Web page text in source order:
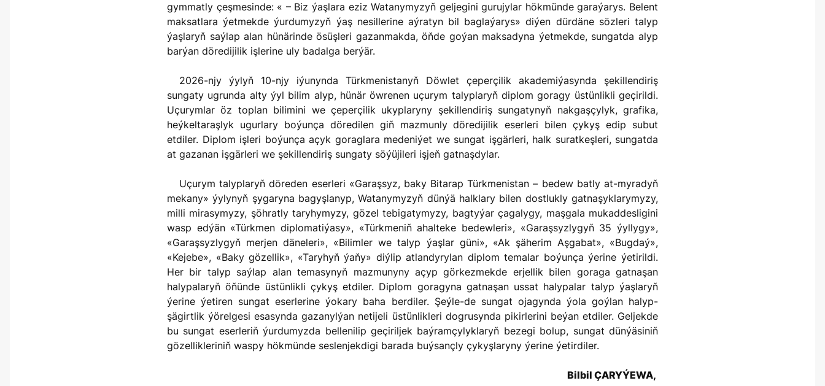
gymmatly çeşmesinde: « – Biz ýaşlara eziz Watanymyzyň geljegini gurujylar hökmünde garaýarys. Belent
maksatlara ýetmekde ýurdumyzyň ýaş nesillerine aýratyn bil baglaýarys» diýen dürdäne sözleri talyp
ýaşlaryň saýlap alan hünärinde ösüşleri gazanmakda, öňde goýan maksadyna ýetmekde, sungatda alyp
barýan döredijilik işlerine uly badalga berýär.
2026-njy ýylyň 10-njy iýunynda Türkmenistanyň Döwlet çeperçilik akademiýasynda şekillendiriş
sungaty ugrunda alty ýyl bilim alyp, hünär öwrenen uçurym talyplaryň diplom goragy üstünlikli geçirildi.
Uçurymlar öz toplan bilimini we çeperçilik ukyplaryny şekillendiriş sungatynyň nakgaşçylyk, grafika,
heýkeltaraşlyk ugurlary boýunça döredilen giň mazmunly döredijilik eserleri bilen çykyş edip subut
etdiler. Diplom işleri boýunça açyk goraglara medeniýet we sungat işgärleri, halk suratkeşleri, sungatda
at gazanan işgärleri we şekillendiriş sungaty söýüjileri işjeň gatnaşdylar.
Uçurym talyplaryň döreden eserleri «Garaşsyz, baky Bitarap Türkmenistan – bedew batly at-myradyň
mekany» ýylynyň şygaryna bagyşlanyp, Watanymyzyň dünýä halklary bilen dostlukly gatnaşyklarymyzy,
milli mirasymyzy, şöhratly taryhymyzy, gözel tebigatymyzy, bagtyýar çagalygy, maşgala mukaddesligini
wasp edýän «Türkmen diplomatiýasy», «Türkmeniň ahalteke bedewleri», «Garaşsyzlygyň 35 ýyllygy»,
«Garaşsyzlygyň merjen däneleri», «Bilimler we talyp ýaşlar güni», «Ak şäherim Aşgabat», «Bugdaý»,
«Kejebe», «Baky gözellik», «Taryhyň ýaňy» diýlip atlandyrylan diplom temalar boýunça ýerine ýetirildi.
Her bir talyp saýlap alan temasynyň mazmunyny açyp görkezmekde erjellik bilen goraga gatnaşan
halypalaryň öňünde üstünlikli çykyş etdiler. Diplom goragyna gatnaşan ussat halypalar talyp ýaşlaryň
ýerine ýetiren sungat eserlerine ýokary baha berdiler. Şeýle-de sungat ojagynda ýola goýlan halyp-
şägirtlik ýörelgesi esasynda gazanylýan netijeli üstünlikleri dogrusynda pikirlerini beýan etdiler. Geljekde
bu sungat eserleriň ýurdumyzda bellenilip geçiriljek baýramçylyklaryň bezegi bolup, sungat dünýäsiniň
gözellikleriniň waspy hökmünde seslenjekdigi barada buýsançly çykyşlaryny ýerine ýetirdiler.
Bilbil ÇARYÝEWA,